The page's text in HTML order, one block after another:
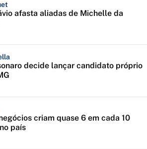
afasta aliadas de Michelle da
decide lançar candidato próprio
criam quase 6 em cada 10
país